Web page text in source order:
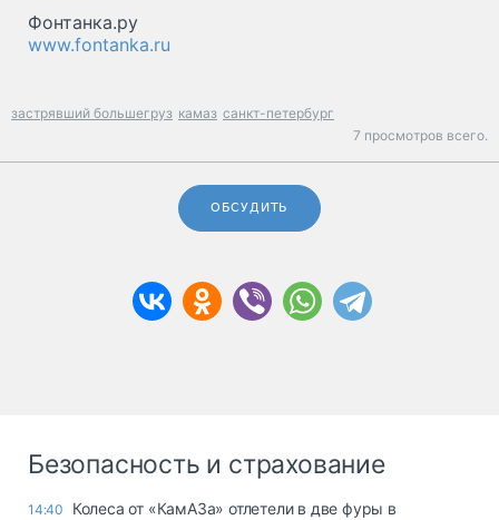
Фонтанка.ру
www.fontanka.ru
застрявший большегруз камаз санкт-петербург
7 просмотров всего.
ОБСУДИТЬ
Безопасность и страхование
14:40
Колеса от «КамАЗа» отлетели в две фуры в